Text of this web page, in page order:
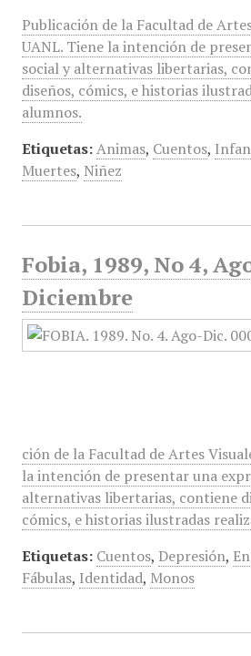
Publicación de la Facultad de
UANL. Tiene la intención de
social y alternativas libertarias,
diseños, cómics, e historias
alumnos.
Etiquetas: Animas, Cuentos,
Muertes, Niñez
Fobia, 1989, No 4,
Diciembre
ción de la Facultad de Artes
la intención de presentar una
alternativas libertarias, contiene
cómics, e historias ilustradas
Etiquetas: Cuentos, Depresión,
Fábulas, Identidad, Monos